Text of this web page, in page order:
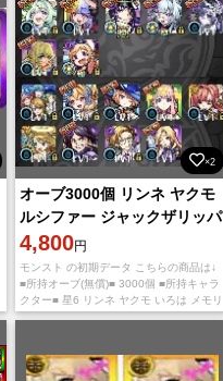
×2
オーブ3000個 リンネ ヤクモ
ルシファー ジャックザリッパ
ー いろは ソロモン 初期アカ
ウント
4,800円
モンスト の初期データ こちらの商品は↓
■所持オーブ(無償)■ 3000個 ■所持キャラ
クター■ 星6 リンネ ヤクモ いろは メモリ
ー ジャックザリッパー パンドラ アグナ